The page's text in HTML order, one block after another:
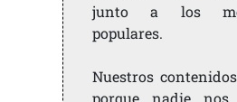
junto a los
populares.
Nuestros
porque nadie